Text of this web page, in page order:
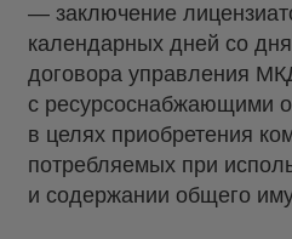
— заключение
календарных дней со
договора управления
с ресурсоснабжающими
в целях приобретения
потребляемых при
и содержании общего